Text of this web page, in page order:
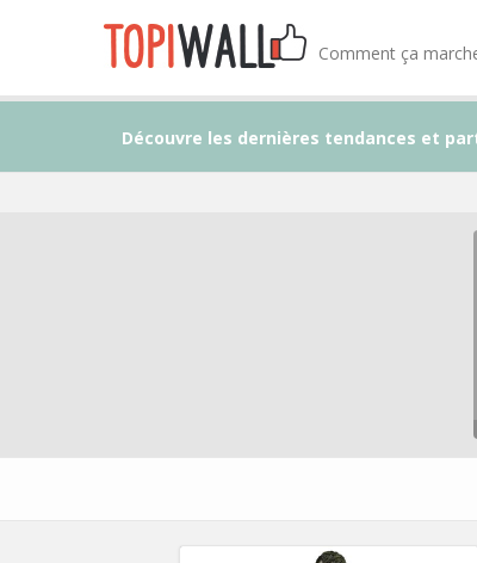
Comment ça
Découvre les dernières tendances et